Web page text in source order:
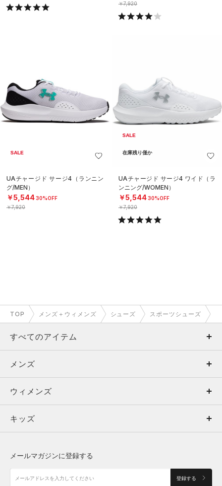
￥7,920
SALE
UAチャージド サージ4（ランニン
グ/MEN）
￥5,54430%OFF
￥7,920
SALE
在庫残り僅か
UAチャージド サージ4 ワイド（ラ
ンニング/WOMEN）
￥5,54430%OFF
￥7,920
TOP メンズ＋ウィメンズ シューズ スポーツシューズ
すべてのアイテム
メンズ
ウィメンズ
キッズ
アクセサリー
メンズ
トップス
ボトムス
アクセサリー
ウィメンズ
トップス
シューズ
キッズ
メールマガジンに登録する
登録する